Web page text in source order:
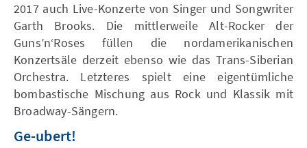
2017 auch Live-Konzerte von Singer und Songwriter
Garth Brooks. Die mittlerweile Alt-Rocker der
Guns’n‘Roses füllen die nordamerikanischen
Konzertsäle derzeit ebenso wie das Trans-Siberian
Orchestra. Letzteres spielt eine eigentümliche
bombastische Mischung aus Rock und Klassik mit
Broadway-Sängern.
Ge-ubert!